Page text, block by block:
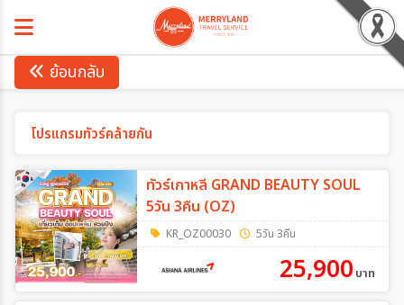
ย้อนกลับ
โปรแกรมทัวร์คล้ายกัน
ทัวร์เกาหลี GRAND BEAUTY SOUL
5วัน 3คืน (OZ)
KR_OZ00030 5วัน 3คืน
25,900 บาท